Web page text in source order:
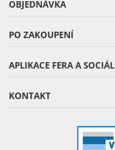
OBJEDNÁVKA
PO ZAKOUPENÍ
APLIKACE FERA A
KONTAKT